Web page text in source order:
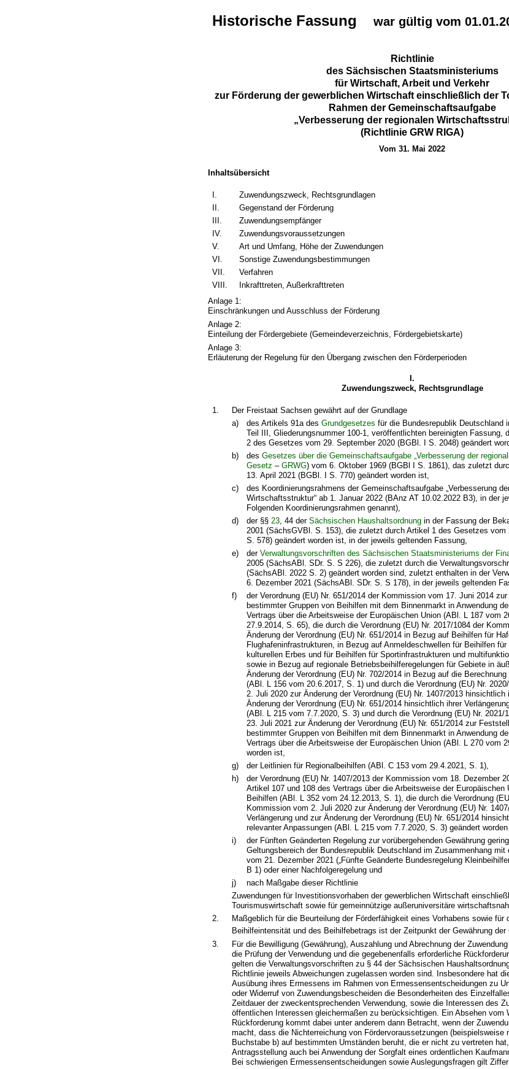
Historische Fassung war gültig vom
Richtlinie
des Sächsischen Staatsministeriums
für Wirtschaft, Arbeit und Verkehr
zur Förderung der gewerblichen Wirtschaft einschließlich der
Rahmen der Gemeinschaftsaufgabe
„Verbesserung der regionalen
(Richtlinie GRW RIGA)
Vom 31. Mai 2022
Inhaltsübersicht
Zuwendungszweck, Rechtsgrundlagen
Gegenstand der Förderung
Zuwendungsempfänger
IV.
Zuwendungsvoraussetzungen
V.
Art und Umfang, Höhe der Zuwendungen
VI.
Sonstige Zuwendungsbestimmungen
VII.
Verfahren
VIII.
Inkrafttreten, Außerkrafttreten
Anlage 1:
Einschränkungen und Ausschluss der Förderung
Anlage 2:
Einteilung der Fördergebiete (Gemeindeverzeichnis, Fördergebietskarte)
Anlage 3:
Erläuterung der Regelung für den Übergang zwischen den Förderperioden
I.
Zuwendungszweck, Rechtsgrundlage
1.
Der Freistaat Sachsen gewährt auf der Grundlage
a)
des Artikels 91a des Grundgesetzes für die Bundesrepublik Deutschland
Teil III, Gliederungsnummer 100-1, veröffentlichten bereinigten Fassung,
2 des Gesetzes vom 29. September 2020 (BGBl. I S. 2048) geändert
b)
des Gesetzes über die Gemeinschaftsaufgabe „Verbesserung der
Gesetz –GRWG) vom 6. Oktober 1969 (BGBl I S. 1861), das zuletzt
13. April 2021 (BGBl. I S. 770) geändert worden ist,
c)
des Koordinierungsrahmens der Gemeinschaftsaufgabe „Verbesserung
Wirtschaftsstruktur“ ab 1. Januar 2022 (BAnz AT 10.02.2022 B3), in der
Folgenden Koordinierungsrahmen genannt),
d)
der §§ 23, 44 der Sächsischen Haushaltsordnungin der Fassung der
2001 (SächsGVBl. S. 153), die zuletzt durch Artikel 1 des Gesetzes vom
S. 578) geändert worden ist, in der jeweils geltenden Fassung,
e)
der Verwaltungsvorschriften des Sächsischen Staatsministeriums der
2005 (SächsABl. SDr. S. S 226), die zuletzt durch die
(SächsABl. 2022 S. 2) geändert worden sind, zuletzt enthalten in der
6. Dezember 2021 (SächsABl. SDr. S. S 178), in der jeweils geltenden
f)
der Verordnung (EU) Nr. 651/2014 der Kommission vom 17. Juni 2014
bestimmter Gruppen von Beihilfen mit dem Binnenmarkt in Anwendung
Vertrags über die Arbeitsweise der Europäischen Union (ABl. L 187 vom
27.9.2014, S. 65), die durch die Verordnung (EU) Nr. 2017/1084 der
Änderung der Verordnung (EU) Nr. 651/2014 in Bezug auf Beihilfen für
Flughafeninfrastrukturen, in Bezug auf Anmeldeschwellen für Beihilfen
kulturellen Erbes und für Beihilfen für Sportinfrastrukturen und
sowie in Bezug auf regionale Betriebsbeihilferegelungen für Gebiete in
Änderung der Verordnung (EU) Nr. 702/2014 in Bezug auf die
(ABl. L 156 vom 20.6.2017, S. 1) und durch die Verordnung (EU) Nr.
2. Juli 2020 zur Änderung der Verordnung (EU) Nr. 1407/2013 hinsichtlich
Änderung der Verordnung (EU) Nr. 651/2014 hinsichtlich ihrer
(ABl. L 215 vom 7.7.2020, S. 3) und durch die Verordnung (EU) Nr. 2021/
23. Juli 2021 zur Änderung der Verordnung (EU) Nr. 651/2014 zur
bestimmter Gruppen von Beihilfen mit dem Binnenmarkt in Anwendung
Vertrags über die Arbeitsweise der Europäischen Union (ABl. L 270 vom
worden ist,
g)
der Leitlinien für Regionalbeihilfen (ABl. C 153 vom 29.4.2021, S. 1),
h)
der Verordnung (EU) Nr. 1407/2013 der Kommission vom 18. Dezember
Artikel 107 und 108 des Vertrags über die Arbeitsweise der Europäischen
Beihilfen (ABl. L 352 vom 24.12.2013, S. 1), die durch die Verordnung
Kommission vom 2. Juli 2020 zur Änderung der Verordnung (EU) Nr.
Verlängerung und zur Änderung der Verordnung (EU) Nr. 651/2014
relevanter Anpassungen (ABl. L 215 vom 7.7.2020, S. 3) geändert
i)
der Fünften Geänderten Regelung zur vorübergehenden Gewährung
Geltungsbereich der Bundesrepublik Deutschland im Zusammenhang mit
vom 21. Dezember 2021 („Fünfte Geänderte Bundesregelung
B 1) oder einer Nachfolgeregelung und
j)
nach Maßgabe dieser Richtlinie
Zuwendungen für Investitionsvorhaben der gewerblichen Wirtschaft
Tourismuswirtschaft sowie für gemeinnützige außeruniversitäre
2.
Maßgeblich für die Beurteilung der Förderfähigkeit eines Vorhabens sowie für
Beihilfeintensität und des Beihilfebetrags ist der Zeitpunkt der Gewährung der
3.
Für die Bewilligung (Gewährung), Auszahlung und Abrechnung der
die Prüfung der Verwendung und die gegebenenfalls erforderliche
gelten die Verwaltungsvorschriften zu § 44 der Sächsischen
Richtlinie jeweils Abweichungen zugelassen worden sind. Insbesondere hat
Ausübung ihres Ermessens im Rahmen von Ermessensentscheidungen zu
oder Widerruf von Zuwendungsbescheiden die Besonderheiten des
Zeitdauer der zweckentsprechenden Verwendung, sowie die Interessen des
öffentlichen Interessen gleichermaßen zu berücksichtigen. Ein Absehen vom
Rückforderung kommt dabei unter anderem dann Betracht, wenn der
macht, dass die Nichterreichung von Fördervoraussetzungen (beispielsweise
Buchstabe b) auf bestimmten Umständen beruht, die er nicht zu vertreten
Antragsstellung auch bei Anwendung der Sorgfalt eines ordentlichen
Bei schwierigen Ermessensentscheidungen sowie Auslegungsfragen gilt Ziffer